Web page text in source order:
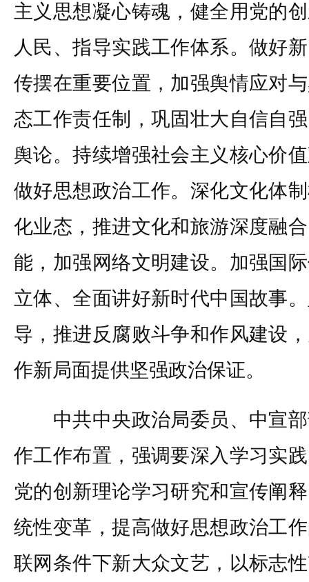
主义思想凝心铸魂，健全用党的
人民、指导实践工作体系。做好
传摆在重要位置，加强舆情应对
态工作责任制，巩固壮大自信自
舆论。持续增强社会主义核心价
做好思想政治工作。深化文化体
化业态，推进文化和旅游深度融
能，加强网络文明建设。加强国
立体、全面讲好新时代中国故事
导，推进反腐败斗争和作风建设
作新局面提供坚强政治保证。
中共中央政治局委员、中宣部
作工作布置，强调要深入学习实
党的创新理论学习研究和宣传阐
统性变革，提高做好思想政治工
联网条件下新大众文艺，以标志